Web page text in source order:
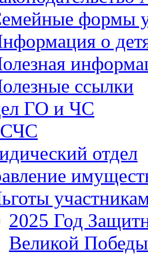
формы
о
ссылки
ГО и ЧС
отдел
2025 Год
Великой Победы